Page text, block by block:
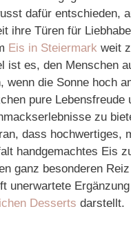
dafür entschieden,
ihre Türen für
Eis in Steiermark weit
ist es, den Menschen
wenn die Sonne hoch
pure Lebensfreude
zu
dass hochwertiges,
handgemachtes Eis
ganz besonderen
unerwartete
Desserts darstellt.